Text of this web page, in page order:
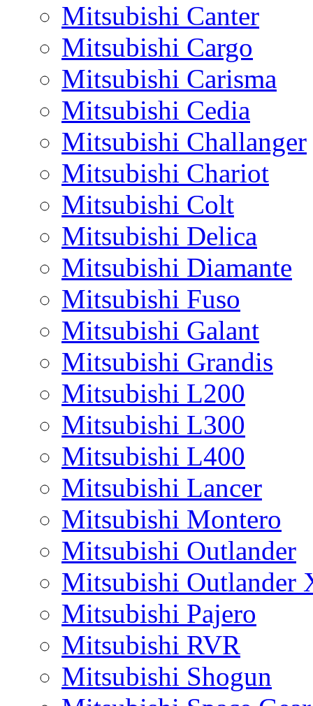
Mitsubishi Canter
Mitsubishi Cargo
Mitsubishi Carisma
Mitsubishi Cedia
Mitsubishi Challanger
Mitsubishi Chariot
Mitsubishi Colt
Mitsubishi Delica
Mitsubishi Diamante
Mitsubishi Fuso
Mitsubishi Galant
Mitsubishi Grandis
Mitsubishi L200
Mitsubishi L300
Mitsubishi L400
Mitsubishi Lancer
Mitsubishi Montero
Mitsubishi Outlander
Mitsubishi Outlander
Mitsubishi Pajero
Mitsubishi RVR
Mitsubishi Shogun